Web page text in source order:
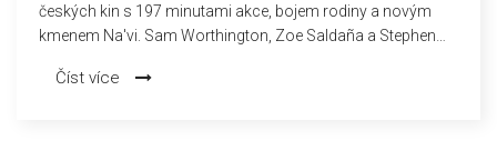
českých kin s 197 minutami akce, bojem rodiny a novým
kmenem Na'vi. Sam Worthington, Zoe Saldaña a Stephen
plánuje čtvrtý díl na 2029.
Číst více